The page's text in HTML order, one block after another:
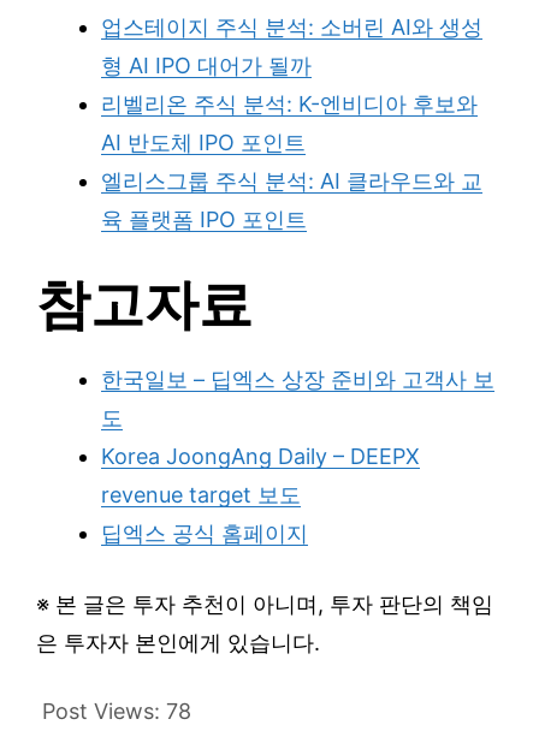
업스테이지 주식 분석: 소버린 AI와 생성
형 AI IPO 대어가 될까
리벨리온 주식 분석: K-엔비디아 후보와
AI 반도체 IPO 포인트
엘리스그룹 주식 분석: AI 클라우드와 교
육 플랫폼 IPO 포인트
참고자료
한국일보 – 딥엑스 상장 준비와 고객사 보
도
Korea JoongAng Daily – DEEPX
revenue target 보도
딥엑스 공식 홈페이지
※ 본 글은 투자 추천이 아니며, 투자 판단의 책임
은 투자자 본인에게 있습니다.
Post Views: 78